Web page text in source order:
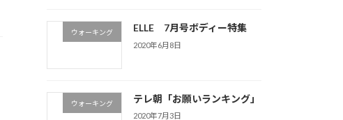
ウォーキング ELLE 7月号ボディー特集
2020年6月8日
ウォーキング テレ朝「お願いランキング」
2020年7月3日